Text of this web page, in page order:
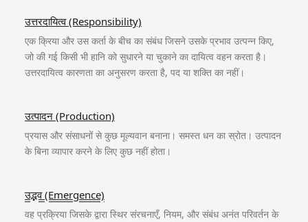
उत्तरदायित्व (Responsibility)
एक क्रिया और उस कर्ता के बीच का संबंध जिसने उसके प्रभाव उत्पन्न किए,
जो की गई किसी भी हानि को सुधारने या चुकाने का दायित्व वहन करता है।
उत्तरदायित्व कारणता का अनुसरण करता है, पद या शक्ति का नहीं।
उत्पादन (Production)
प्रयास और संसाधनों से कुछ मूल्यवान बनाना। समस्त धन का स्रोत। उत्पादन
के बिना व्यापार करने के लिए कुछ नहीं होता।
उद्भव (Emergence)
वह प्रक्रिया जिसके द्वारा स्थिर संरचनाएँ, नियम, और संबंध अनंत परिवर्तन के